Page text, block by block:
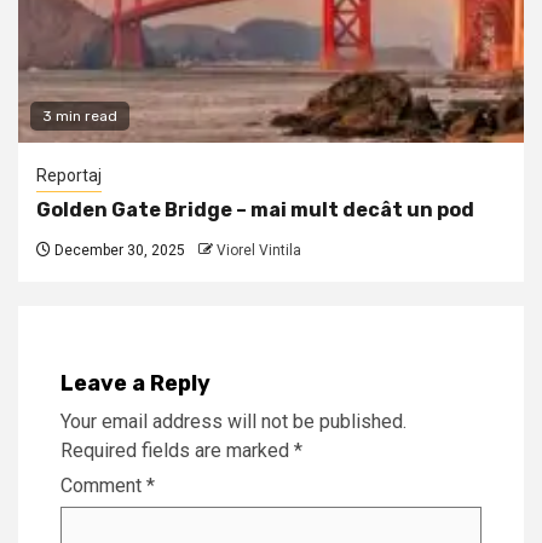
3 min read
Reportaj
Golden Gate Bridge – mai mult decât un pod
December 30, 2025 Viorel Vintila
Leave a Reply
Your email address will not be published.
Required fields are marked *
Comment *